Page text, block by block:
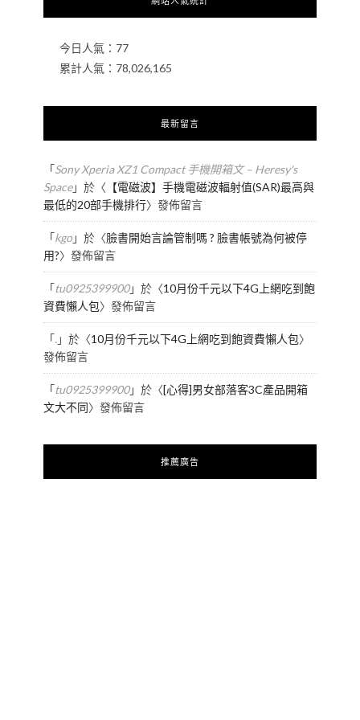
今日人氣： 77
累計人氣： 78,026,165
最新留言
「Sony Xperia XZ1 Compact 手機開箱文 – Heresy's
Space」於〈 【電磁波】手機電磁波輻射值(SAR)最高與
最低的20部手機排行〉發佈留言
「kgo」於〈臉書開始言論管制嗎 ? 臉書帳號為何被停
用?〉發佈留言
「tu0925399900」於〈10月份千元以下4G上網吃到飽
資費懶人包〉發佈留言
「.」於〈10月份千元以下4G上網吃到飽資費懶人包〉
發佈留言
「tu0925399900」於〈[心得]男女部落客3C產品開箱
文大不同〉發佈留言
推薦廣告